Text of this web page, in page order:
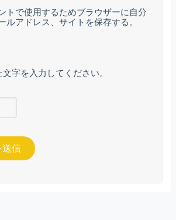
トで使用するためブラウザーに自分
ルアドレス、サイトを保存する。
字を入力してください。